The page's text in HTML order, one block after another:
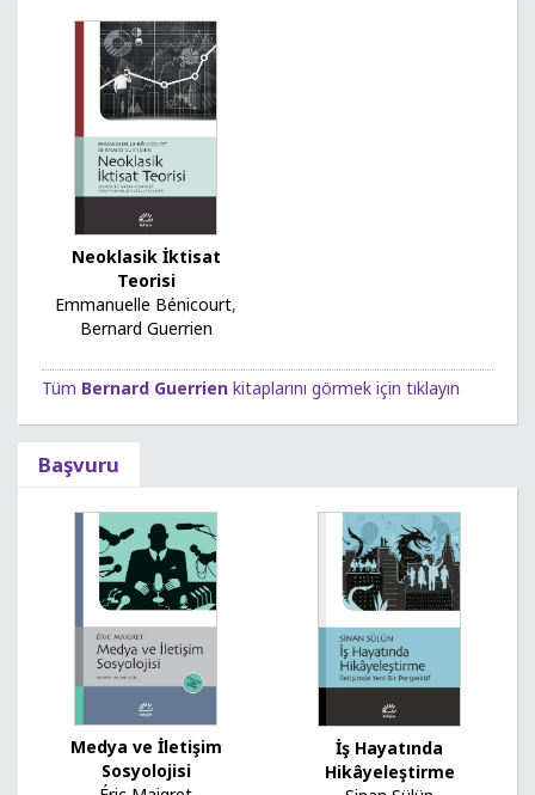
Neoklasik İktisat
Teorisi
Emmanuelle Bénicourt,
Bernard Guerrien
Tüm Bernard Guerrien kitaplarını görmek için tıklayın
Başvuru
Medya ve İletişim
Sosyolojisi
İş Hayatında
Hikâyeleştirme